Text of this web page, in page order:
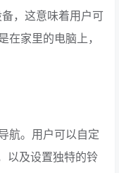
，这意味着用户可
家里的电脑上，
航。用户可以自定
以及设置独特的铃